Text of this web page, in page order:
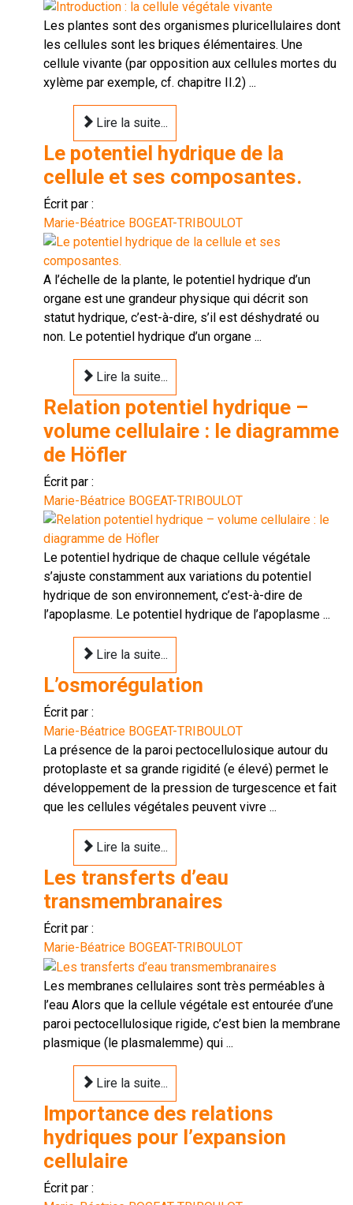
Les plantes sont des organismes pluricellulaires dont
les cellules sont les briques élémentaires. Une
cellule vivante (par opposition aux cellules mortes du
xylème par exemple, cf. chapitre II.2) ...
Lire la suite...
Le potentiel hydrique de la
cellule et ses composantes.
Écrit par :
Marie-Béatrice BOGEAT-TRIBOULOT
A l’échelle de la plante, le potentiel hydrique d’un
organe est une grandeur physique qui décrit son
statut hydrique, c’est-à-dire, s’il est déshydraté ou
non. Le potentiel hydrique d’un organe ...
Lire la suite...
Relation potentiel hydrique –
volume cellulaire : le diagramme
de Höfler
Écrit par :
Marie-Béatrice BOGEAT-TRIBOULOT
Le potentiel hydrique de chaque cellule végétale
s’ajuste constamment aux variations du potentiel
hydrique de son environnement, c’est-à-dire de
l’apoplasme. Le potentiel hydrique de l’apoplasme ...
Lire la suite...
L’osmorégulation
Écrit par :
Marie-Béatrice BOGEAT-TRIBOULOT
La présence de la paroi pectocellulosique autour du
protoplaste et sa grande rigidité (e élevé) permet le
développement de la pression de turgescence et fait
que les cellules végétales peuvent vivre ...
Lire la suite...
Les transferts d’eau
transmembranaires
Écrit par :
Marie-Béatrice BOGEAT-TRIBOULOT
Les membranes cellulaires sont très perméables à
l’eau Alors que la cellule végétale est entourée d’une
paroi pectocellulosique rigide, c’est bien la membrane
plasmique (le plasmalemme) qui ...
Lire la suite...
Importance des relations
hydriques pour l’expansion
cellulaire
Écrit par :